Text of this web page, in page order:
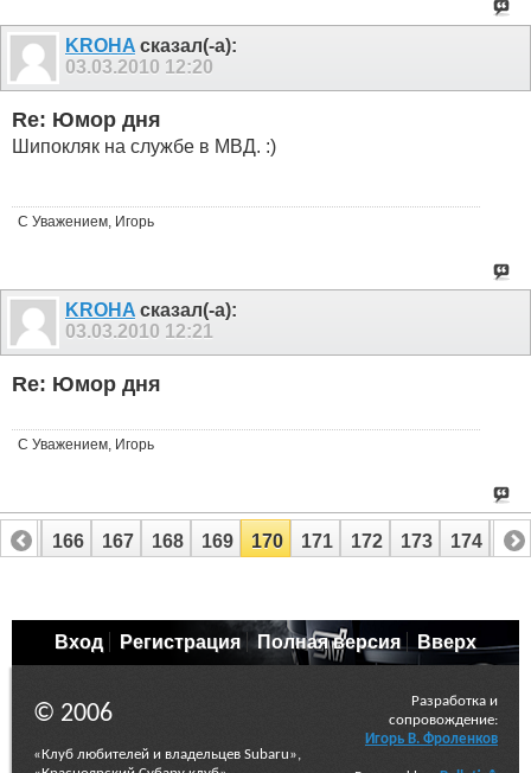
KROHA сказал(-а):
03.03.2010 12:20
Re: Юмор дня
Шипокляк на службе в МВД. :)
С Уважением, Игорь
KROHA сказал(-а):
03.03.2010 12:21
Re: Юмор дня
С Уважением, Игорь
165 166 167 168 169 170 171 172 173 174 175
Вход Регистрация Полная версия Вверх
© 2006
«Клуб любителей и владельцев Subaru»,
Разработка и
сопровождение:
Игорь В. Фроленков